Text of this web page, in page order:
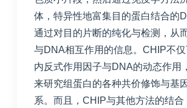
体，特异性地富集目的蛋白结合的
通过对目的片断的纯化与检测，从
与DNA相互作用的信息。CHIP不
内反式作用因子与DNA的动态作用
来研究组蛋白的各种共价修饰与基
系。而且，CHIP与其他方法的结合